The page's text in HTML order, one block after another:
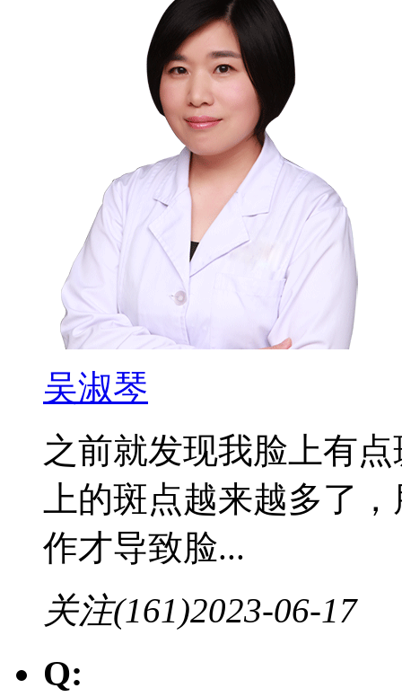
吴淑琴
之前就发现我脸上有
上的斑点越来越多了
作才导致脸...
关注(161)2023-06-17
Q: